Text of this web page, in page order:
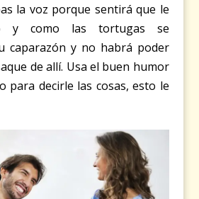
la voz porque sentirá que le
y como las tortugas se
caparazón y no habrá poder
de allí. Usa el buen humor
para decirle las cosas, esto le